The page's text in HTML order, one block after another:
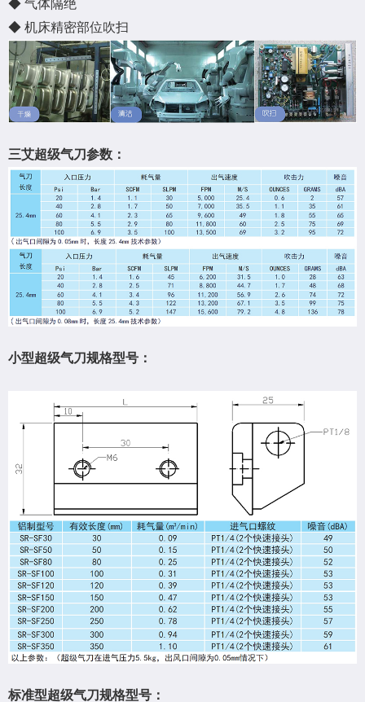
◆ 气体隔绝
◆ 机床精密部位吹扫
三艾超级气刀参数：
小型超级气刀规格型号：
标准型超级气刀规格型号：